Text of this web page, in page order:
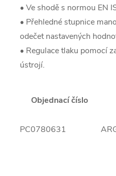
• Ve shodě s normou EN
• Přehledné stupnice
odečet nastavených
• Regulace tlaku pomocí
ústrojí.
Objednací číslo
PC0780631